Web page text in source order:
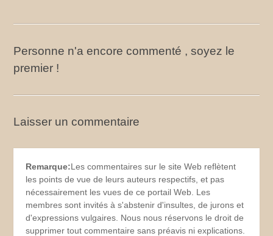
Personne n'a encore commenté , soyez le
premier !
Laisser un commentaire
Remarque:Les commentaires sur le site Web reflètent
les points de vue de leurs auteurs respectifs, et pas
nécessairement les vues de ce portail Web. Les
membres sont invités à s'abstenir d'insultes, de jurons et
d'expressions vulgaires. Nous nous réservons le droit de
supprimer tout commentaire sans préavis ni explications.